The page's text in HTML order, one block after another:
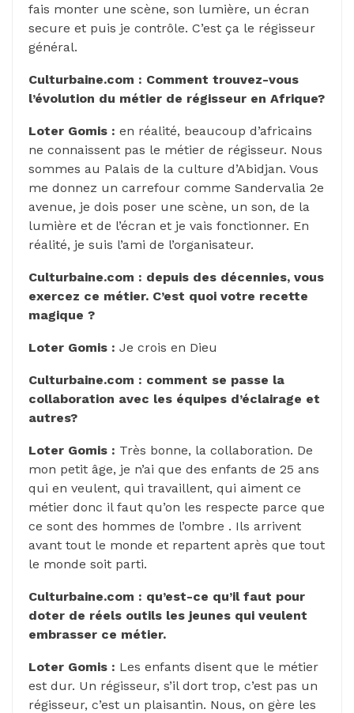
fais monter une scène, son lumière, un écran
secure et puis je contrôle. C’est ça le régisseur
général.
Culturbaine.com : Comment trouvez-vous
l’évolution du métier de régisseur en Afrique?
Loter Gomis : en réalité, beaucoup d’africains
ne connaissent pas le métier de régisseur. Nous
sommes au Palais de la culture d’Abidjan. Vous
me donnez un carrefour comme Sandervalia 2e
avenue, je dois poser une scène, un son, de la
lumière et de l’écran et je vais fonctionner. En
réalité, je suis l’ami de l’organisateur.
Culturbaine.com : depuis des décennies, vous
exercez ce métier. C’est quoi votre recette
magique ?
Loter Gomis : Je crois en Dieu
Culturbaine.com : comment se passe la
collaboration avec les équipes d’éclairage et
autres?
Loter Gomis : Très bonne, la collaboration. De
mon petit âge, je n’ai que des enfants de 25 ans
qui en veulent, qui travaillent, qui aiment ce
métier donc il faut qu’on les respecte parce que
ce sont des hommes de l’ombre . Ils arrivent
avant tout le monde et repartent après que tout
le monde soit parti.
Culturbaine.com : qu’est-ce qu’il faut pour
doter de réels outils les jeunes qui veulent
embrasser ce métier.
Loter Gomis : Les enfants disent que le métier
est dur. Un régisseur, s’il dort trop, c’est pas un
régisseur, c’est un plaisantin. Nous, on gère les